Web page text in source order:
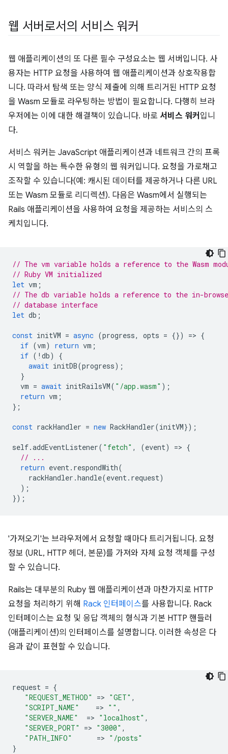
웹 서버로서의 서비스 워커
웹 애플리케이션의 또 다른 필수 구성요소는 웹 서버입니다. 사
용자는 HTTP 요청을 사용하여 웹 애플리케이션과 상호작용합
니다. 따라서 탐색 또는 양식 제출에 의해 트리거된 HTTP 요청
을 Wasm 모듈로 라우팅하는 방법이 필요합니다. 다행히 브라
우저에는 이에 대한 해결책이 있습니다. 바로 서비스 워커 입니
다.
서비스 워커는 JavaScript 애플리케이션과 네트워크 간의 프록
시 역할을 하는 특수한 유형의 웹 워커입니다. 요청을 가로채고
조작할 수 있습니다(예: 캐시된 데이터를 제공하거나 다른 URL
또는 Wasm 모듈로 리디렉션). 다음은 Wasm에서 실행되는
Rails 애플리케이션을 사용하여 요청을 제공하는 서비스의 스
케치입니다.
// The vm variable holds a reference to the Wasm
// Ruby VM initialized
let vm ;
// The db variable holds a reference to the in-
// database interface
let db ;
const initVM = async (progress, opts = {}) => {
if (vm) return vm ;
if ( ! db)
{
await initDB(progress);
}
vm = await initRailsVM( "/app.wasm" );
return vm ;
};
const rackHandler = new RackHandler(initVM});
self.addEventListener( "fetch" , (event) => {
// ...
return event. respondWith(
rackHandler .handle(event. request)
);
});
'가져오기'는 브라우저에서 요청할 때마다 트리거됩니다. 요청
정보 (URL, HTTP 헤더, 본문)를 가져와 자체 요청 객체를 구성
할 수 있습니다.
Rails는 대부분의 Ruby 웹 애플리케이션과 마찬가지로 HTTP
요청을 처리하기 위해 Rack 인터페이스를 사용합니다. Rack
인터페이스는 요청 및 응답 객체의 형식과 기본 HTTP 핸들러
(애플리케이션)의 인터페이스를 설명합니다. 이러한 속성은 다
음과 같이 표현할 수 있습니다.
request = {
"REQUEST_METHOD"
=> "GET" ,
"SCRIPT_NAME"
=> "" ,
"SERVER_NAME"
=> "localhost" ,
"SERVER_PORT"
=> "3000" ,
"PATH_INFO"
=> "/posts"
}